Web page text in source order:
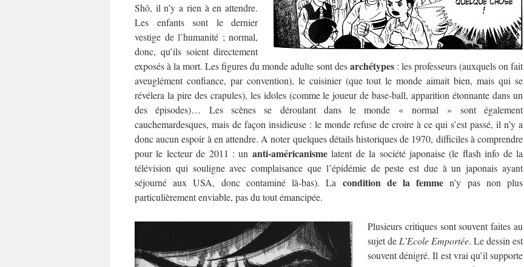
Shô, il n’y a rien à en attendre.
Les enfants sont le dernier
vestige de l’humanité ; normal,
donc, qu’ils soient directement
exposés à la mort. Les figures du monde adulte sont desarchétypes: les professeurs (auxquels on fait
aveuglément confiance, par convention), le cuisinier (que tout le monde aimait bien, mais qui se
révélera la pire des crapules), les idoles (comme le joueur de base-ball, apparition étonnante dans un
des épisodes)… Les scènes se déroulant dans le monde « normal » sont également
cauchemardesques, mais de façon insidieuse : le monde refuse de croire à ce qui s’est passé, il n’y a
donc aucun espoir à en attendre. A noter quelques détails historiques de 1970, difficiles à comprendre
pour le lecteur de 2011 : un anti-américanismelatent de la société japonaise (le flash info de la
télévision qui souligne avec complaisance que l’épidémie de peste est due à un japonais ayant
séjourné aux USA, donc contaminé là-bas). La condition de la femme n’y pas non plus
particulièrement enviable, pas du tout émancipée.
Plusieurs critiques sont souvent faites au
sujet de L’Ecole Emportée. Le dessin est
souvent dénigré. Il est vrai qu’il supporte